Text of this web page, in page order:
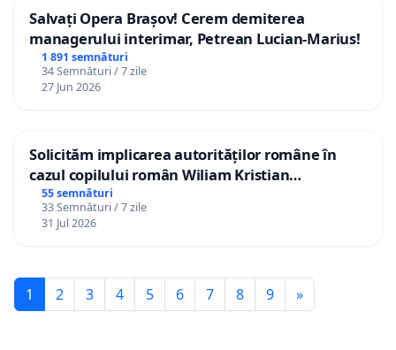
Salvați Opera Brașov! Cerem demiterea
managerului interimar, Petrean Lucian-Marius!
1 891 semnături
34 Semnături / 7 zile
27 Jun 2026
Solicităm implicarea autorităților române în
cazul copilului român Wiliam Kristian
Gheorghe, aflat în plasament în Danemarca de
12 ani
55 semnături
33 Semnături / 7 zile
31 Jul 2026
1 2 3 4 5 6 7 8 9 »